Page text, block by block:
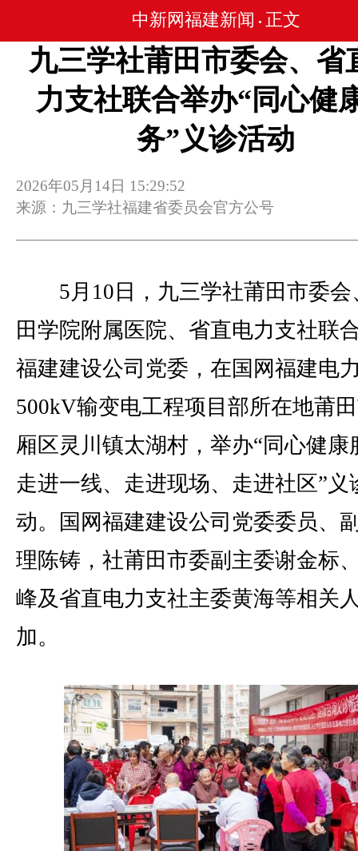
中新网福建新闻 • 正文
九三学社莆田市委会、省
力支社联合举办“同心健
务”义诊活动
2026年05月14日 15:29:52
来源：九三学社福建省委员会官方公号
5月10日，九三学社莆田市委会
田学院附属医院、省直电力支社联
福建建设公司党委，在国网福建电
500kV输变电工程项目部所在地莆
厢区灵川镇太湖村，举办“同心健康
走进一线、走进现场、走进社区”义
动。国网福建建设公司党委委员、
理陈铸，社莆田市委副主委谢金标
峰及省直电力支社主委黄海等相关
加。